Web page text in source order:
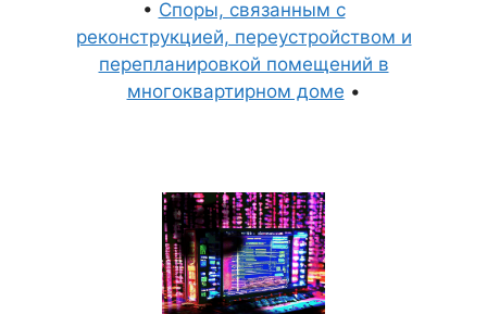
• Споры, связанным с
реконструкцией, переустройством и
перепланировкой помещений в
многоквартирном доме •